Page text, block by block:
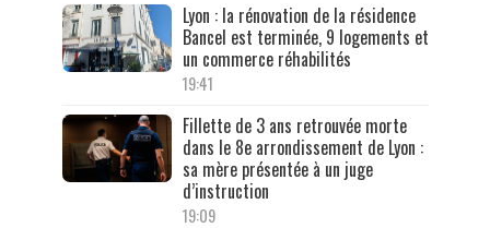
Lyon : la rénovation de la résidence
Bancel est terminée, 9 logements et
un commerce réhabilités
19:41
Fillette de 3 ans retrouvée morte
dans le 8e arrondissement de Lyon :
sa mère présentée à un juge
d’instruction
19:09